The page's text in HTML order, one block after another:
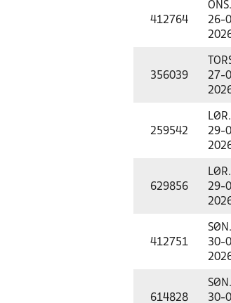
412764
ONS.
26-
356039
27-
259542
LØR.
29-
629856
LØR.
29-
412751
SØN.
30-
614828
SØN.
30-